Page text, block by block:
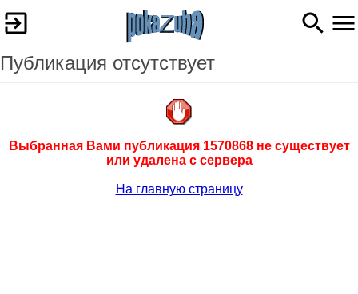
Публикация отсутствует
Выбранная Вами публикация 1570868 не существует
или удалена с сервера
На главную страницу